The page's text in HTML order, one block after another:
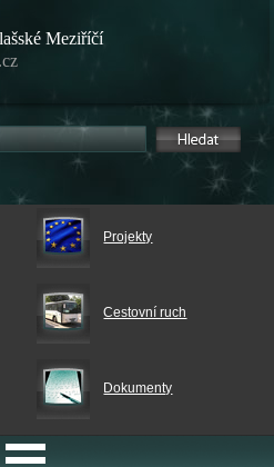
Meziříčí
Projekty
Cestovní ruch
Dokumenty